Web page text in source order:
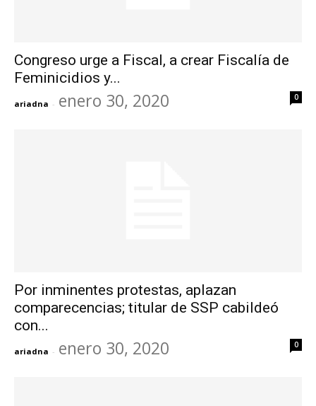
Congreso urge a Fiscal, a crear Fiscalía de
Feminicidios y...
ariadna - enero 30, 2020 0
Por inminentes protestas, aplazan
comparecencias; titular de SSP cabildeó
con...
ariadna - enero 30, 2020 0